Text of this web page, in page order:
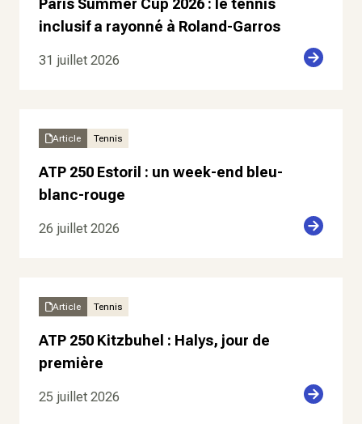
Paris Summer Cup 2026 : le tennis
inclusif a rayonné à Roland-Garros
31 juillet 2026
Article Tennis
ATP 250 Estoril : un week-end bleu-
blanc-rouge
26 juillet 2026
Article Tennis
ATP 250 Kitzbuhel : Halys, jour de
première
25 juillet 2026